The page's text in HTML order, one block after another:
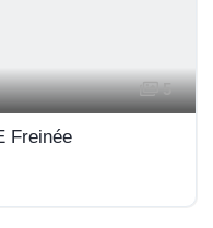
5
Freinée